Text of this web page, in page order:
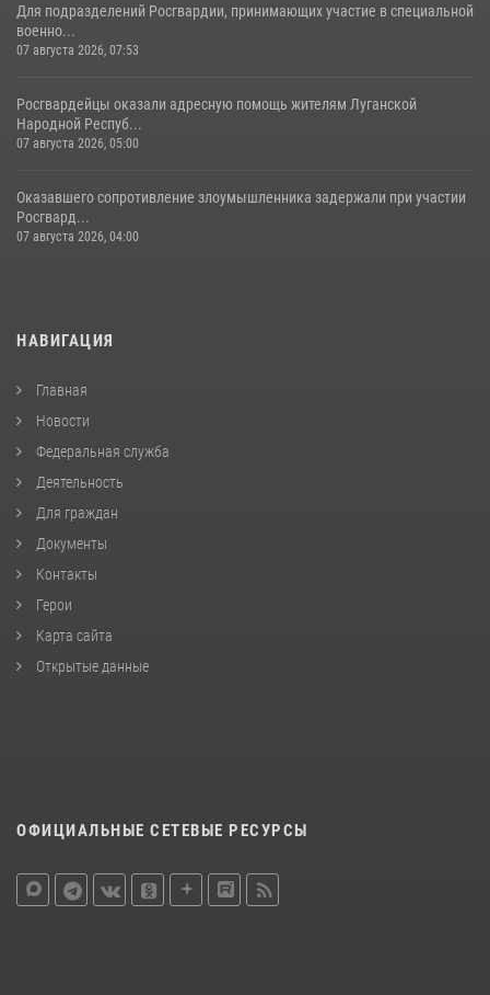
Для подразделений Росгвардии, принимающих участие в специальной
военно...
07 августа 2026, 07:53
Росгвардейцы оказали адресную помощь жителям Луганской
Народной Респуб...
07 августа 2026, 05:00
Оказавшего сопротивление злоумышленника задержали при участии
Росгвард...
07 августа 2026, 04:00
НАВИГАЦИЯ
Главная
Новости
Федеральная служба
Деятельность
Для граждан
Документы
Контакты
Герои
Карта сайта
Открытые данные
ОФИЦИАЛЬНЫЕ СЕТЕВЫЕ РЕСУРСЫ